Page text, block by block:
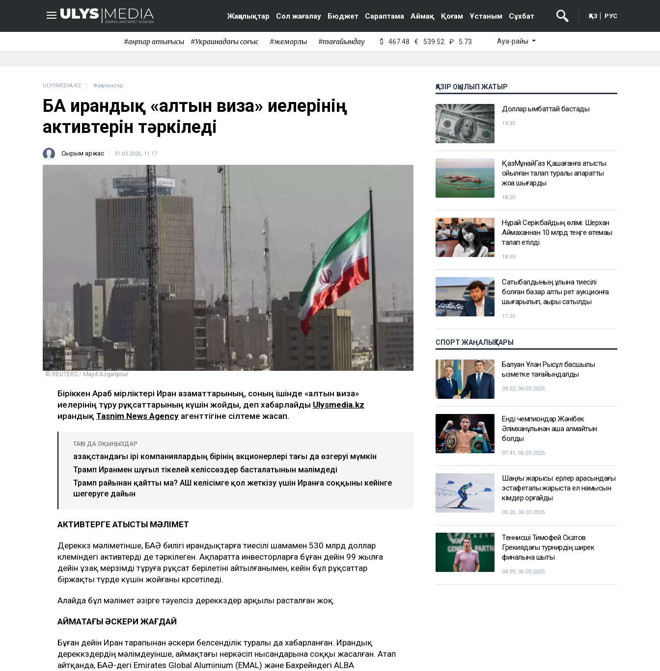
Жаңалықтар Сол жағалау Бюджет Сараптама Аймақ Қоғам Ұстаным Сұхбат ҚАЗ РУС
#қаңтар қақтығысы #Украинадағы соғыс #жемқорлық #тағайындау $ 467.48 € 539.52 ₽ 5.73 Ауа-райы
ULYSMEDIA.KZ Жаңалықтар
БАӘ ирандық «алтын виза» иелерінің
активтерін тәркіледі
Сырым Қаржас 31.03.2026, 11:17
© REUTERS / Majid Asgaripour
Біріккен Араб Әмірліктері Иран азаматтарының, соның ішінде «алтын виза»
иелерінің тұру рұқсаттарының күшін жойды, деп хабарлайды Ulysmedia.kz
ирандық Tasnim News Agency агенттігіне сілтеме жасап.
ТАҒЫ ДА ОҚЫҢЫЗДАР
Қазақстандағы ірі компаниялардың бірінің акционерлері тағы да өзгеруі мүмкін
Трамп Иранмен шұғыл тікелей келіссөздер басталатынын мәлімдеді
Трамп райынан қайтты ма? АҚШ келісімге қол жеткізу үшін Иранға соққыны кейінге
шегеруге дайын
АКТИВТЕРГЕ ҚАТЫСТЫ МӘЛІМЕТ
Дереккөз мәліметінше, БАӘ билігі ирандықтарға тиесілі шамамен 530 млрд доллар
көлеміндегі активтерді де тәркілеген. Ақпаратта инвесторларға бұған дейін 99 жылға
дейін ұзақ мерзімді тұруға рұқсат берілетіні айтылғанымен, кейін бұл рұқсаттар
біржақты түрде күшін жойғаны көрсетіледі.
Алайда бұл мәлімет әзірге тәуелсіз дереккөздер арқылы расталған жоқ.
АЙМАҚТАҒЫ ӘСКЕРИ ЖАҒДАЙ
Бұған дейін Иран тарапынан әскери белсенділік туралы да хабарланған. Ирандық
дереккөздердің мәлімдеуінше, аймақтағы өнеркәсіп нысандарына соққы жасалған. Атап
айтқанда, БАӘ-дегі Emirates Global Aluminium (EMAL) және Бахрейндегі ALBA
ҚАЗІР ОҚЫЛЫП ЖАТЫР
Доллар қымбаттай бастады
19:35
ҚазМұнайГаз Қашағанға қатысты
қойылған талап туралы ақпаратты
жоққа шығарды
18:20
Нұрай Серікбайдың өлімі: Шерхан
Аймаханнан 10 млрд теңге өтемақы
талап етілді
18:03
Сатыбалдының ұлына тиесілі
болған базар алты рет аукционға
шығарылып, ақыры сатылды
17:25
СПОРТ ЖАҢАЛЫҚТАРЫ
Балуан Ұлан Рысқұл басшылық
қызметке тағайындалды
09:22, 06.03.2025
Енді чемпиондар Жәнібек
Әлімханұлынан қаша алмайтын
болды
07:41, 06.03.2025
Шаңғы жарысы: ерлер арасындағы
эстафеталық жарыста ел намысын
кімдер қорғайды
05:26, 06.03.2025
Теннисші Тимофей Скатов
Грекиядағы турнирдің ширек
финалына шықты
04:39, 06.03.2025